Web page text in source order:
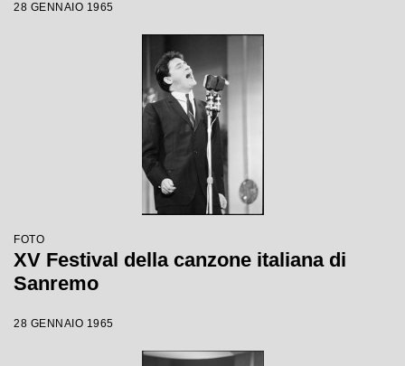
28 GENNAIO 1965
FOTO
XV Festival della canzone italiana di
Sanremo
28 GENNAIO 1965